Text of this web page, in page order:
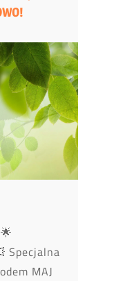
Specjalna
MAJ